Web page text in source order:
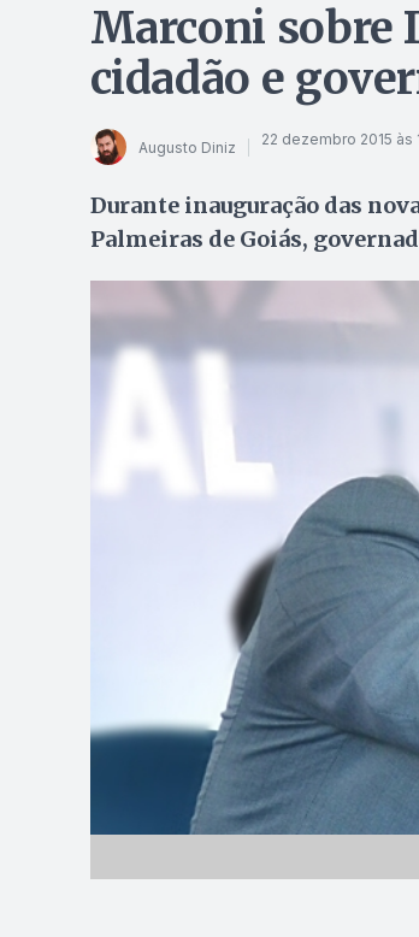
Marconi sobre
cidadão e
Augusto Diniz 22 dezembro 2015 às
Durante inauguração das
Palmeiras de Goiás,